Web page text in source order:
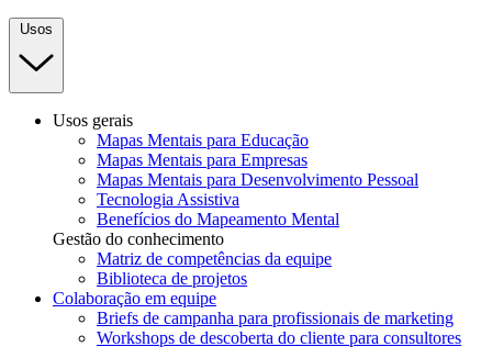
Usos
Usos gerais
Mapas Mentais para Educação
Mapas Mentais para Empresas
Mapas Mentais para Desenvolvimento Pessoal
Tecnologia Assistiva
Benefícios do Mapeamento Mental
Gestão do conhecimento
Matriz de competências da equipe
Biblioteca de projetos
Colaboração em equipe
Briefs de campanha para profissionais de marketing
Workshops de descoberta do cliente para consultores